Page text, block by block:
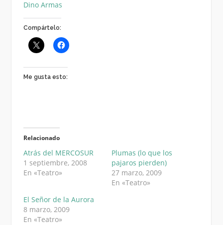
Dino Armas
Compártelo:
Me gusta esto:
Relacionado
Atrás del MERCOSUR
1 septiembre, 2008
En «Teatro»
Plumas (lo que los
pajaros pierden)
27 marzo, 2009
En «Teatro»
El Señor de la Aurora
8 marzo, 2009
En «Teatro»